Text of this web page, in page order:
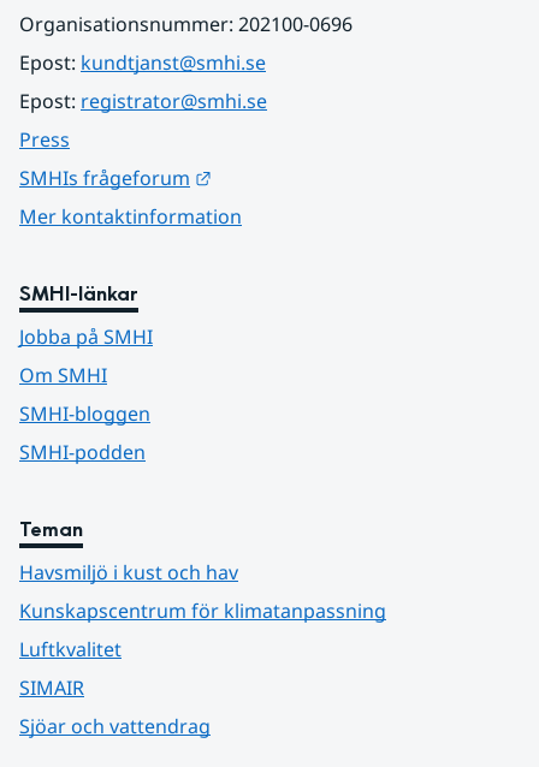
Organisationsnummer: 202100-0696
Epost: kundtjanst@smhi.se
Epost: registrator@smhi.se
Press
SMHIs frågeforum
Mer kontaktinformation
SMHI-länkar
Jobba på SMHI
Om SMHI
SMHI-bloggen
SMHI-podden
Teman
Havsmiljö i kust och hav
Kunskapscentrum för klimatanpassning
Luftkvalitet
SIMAIR
Sjöar och vattendrag